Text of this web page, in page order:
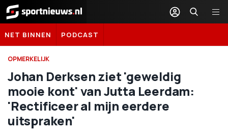
Sportnieuws.nl
NET BINNEN PODCAST
OPMERKELIJK
Johan Derksen ziet 'geweldig
mooie kont' van Jutta Leerdam:
'Rectificeer al mijn eerdere
uitspraken'